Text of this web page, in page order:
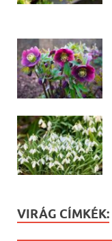
VIRÁG CÍMKÉK: